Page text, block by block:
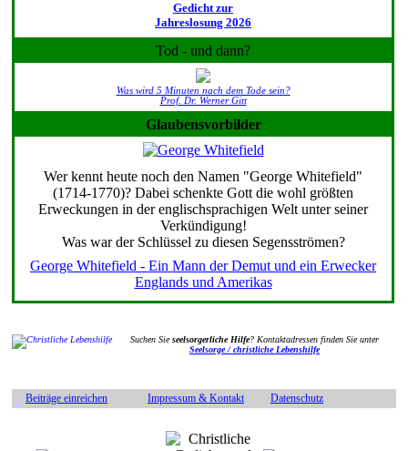
Gedicht zur
Jahreslosung 2026
Tod - und dann?
Was wird 5 Minuten nach dem Tode sein?
Prof. Dr. Werner Gitt
Glaubensvorbilder
Wer kennt heute noch den Namen "George Whitefield"
(1714-1770)? Dabei schenkte Gott die wohl größten
Erweckungen in der englischsprachigen Welt unter seiner
Verkündigung!
Was war der Schlüssel zu diesen Segensströmen?
George Whitefield - Ein Mann der Demut und ein Erwecker
Englands und Amerikas
Suchen Sieseelsorgerliche Hilfe? Kontaktadressen finden Sie unter
Seelsorge / christliche Lebenshilfe
Beiträge einreichen Impressum & Kontakt Datenschutz